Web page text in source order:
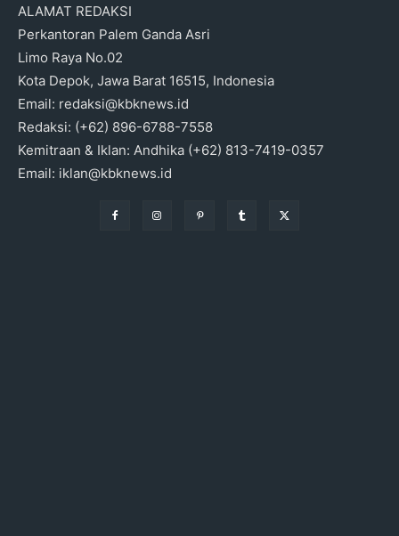
ALAMAT REDAKSI
Perkantoran Palem Ganda Asri
Limo Raya No.02
Kota Depok, Jawa Barat 16515, Indonesia
Email: redaksi@kbknews.id
Redaksi: (+62) 896-6788-7558
Kemitraan & Iklan: Andhika (+62) 813-7419-0357
Email: iklan@kbknews.id